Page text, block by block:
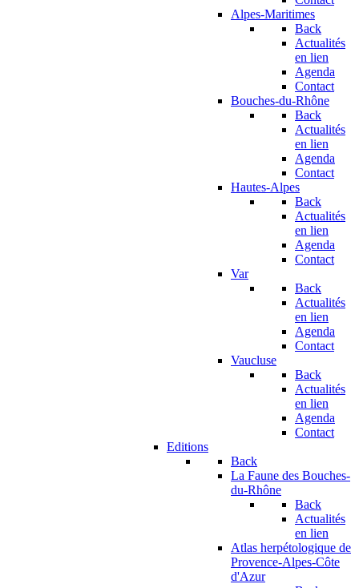
Alpes-Maritimes
Back
Actualités
en lien
Agenda
Contact
Bouches-du-Rhône
Back
Actualités
en lien
Agenda
Contact
Hautes-Alpes
Back
Actualités
en lien
Agenda
Contact
Var
Back
Actualités
en lien
Agenda
Contact
Vaucluse
Back
Actualités
en lien
Agenda
Contact
Editions
Back
La Faune des Bouches-
du-Rhône
Back
Actualités
en lien
Atlas herpétologique de
Provence-Alpes-Côte
d'Azur